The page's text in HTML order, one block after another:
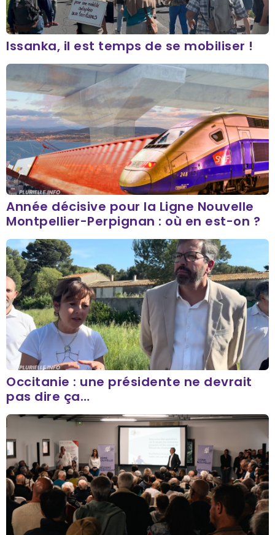
Issanka, il est temps de se mobiliser !
Année décisive pour la Ligne Nouvelle
Montpellier-Perpignan : où en est-on ?
Occitanie : une présidente ne devrait
pas dire ça…